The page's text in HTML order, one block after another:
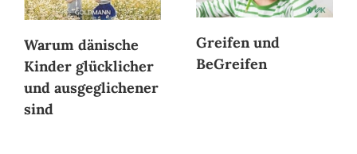
Warum dänische
Kinder glücklicher
und ausgeglichener
sind
Greifen und
BeGreifen